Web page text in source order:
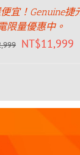
宜！Genuine捷
限量優惠中。
NT$11,999